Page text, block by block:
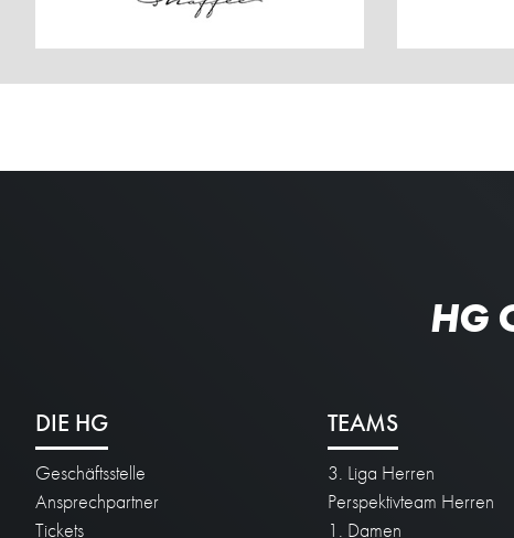
HG
DIE HG
Geschäftsstelle
Ansprechpartner
Tickets
TEAMS
3. Liga Herren
Perspektivteam Herren
1. Damen